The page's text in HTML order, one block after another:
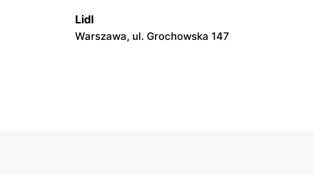
Lidl
Warszawa, ul. Grochowska 147